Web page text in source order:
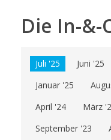
Die In-&-
Juli '25 Juni '25
Januar '25
April '24
März
September '23